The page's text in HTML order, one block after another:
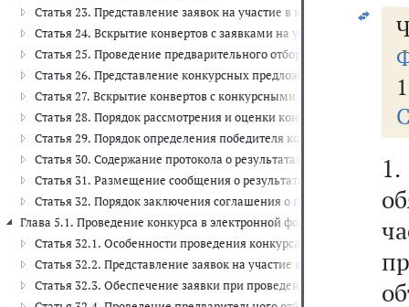
Статья 23. Представление заявок на участие в конкурсе
Статья 24. Вскрытие конвертов с заявками на участие в конкурсе
Статья 25. Проведение предварительного отбора участников
Статья 26. Представление конкурсных предложений
Статья 27. Вскрытие конвертов с конкурсными предложениями
Статья 28. Порядок рассмотрения и оценки конкурсных
Статья 29. Порядок определения победителя конкурса
Статья 30. Содержание протокола о результатах проведения
Статья 31. Размещение сообщения о результатах проведения
Статья 32. Порядок заключения соглашения о государственно-
Глава 5.1. Проведение конкурса в электронной форме (ст. 32.1 - 32.9)
Статья 32.1. Особенности проведения конкурса в электронной
Статья 32.2. Представление заявок на участие в конкурсе в
Статья 32.3. Обеспечение заявки при проведении конкурса в